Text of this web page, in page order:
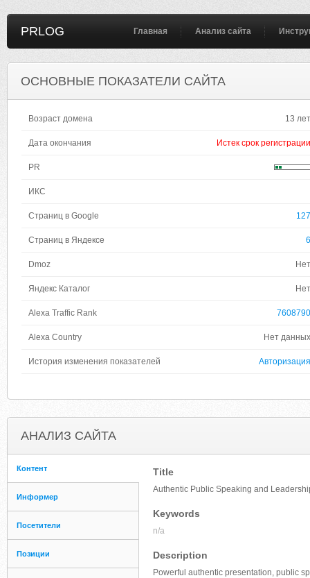
PRLOG Главная Анализ сайта
ОСНОВНЫЕ ПОКАЗАТЕЛИ САЙТА
Возраст домена 13 лет
Дата окончания Истек срок регистрации
PR
ИКС
Страниц в Google 127
Страниц в Яндексе 6
Dmoz Нет
Яндекс Каталог Нет
Alexa Traffic Rank 7608790
Alexa Country Нет данных
История изменения показателей Авторизация
АНАЛИЗ САЙТА
Контент
Информер
Посетители
Позиции
Title
Authentic Public Speaking and
Keywords
n/a
Description
Powerful authentic presentation, public